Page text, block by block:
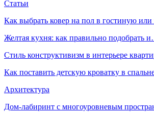
Статьи
Как выбрать ковер на пол в гостиную
Желтая кухня: как правильно подобрать
Стиль конструктивизм в интерьере
Как поставить детскую кроватку в
Архитектура
Дом-лабиринт с многоуровневым